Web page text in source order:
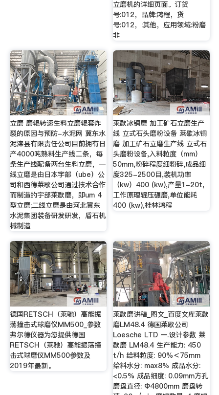
立磨机的详细页面。订货
号:012，品牌:鸿程，货
号:012，:其他，应用领域:粉磨
非
立磨 磨辊转速生料立磨辊套炸
裂的原因与预防-水泥网 冀东水
泥滦县有限责任公司目前拥有日
产4000吨熟料生产线二条，每
条生产线配备两台生料立磨，一
线立磨是由日本宇部（ube）公
司和西德莱歇公司通过技术合作
而制造的宇部莱歇磨，即um 4
型立磨;二线立磨是由河北冀东
水泥集团装备研发研发，盾石机
械制造
莱歇冰铜磨 加工矿石立磨生产
线 立式石头磨粉设备 莱歇冰铜
磨 加工矿石立磨生产线 立式石
头磨粉设备,入料粒度（mm）
50mm,粉碎程度细粉碎,成品细
度325-2500目,装机功率
（kw）400 (kw),产量1-20t,
工作原理辊压碾磨,单位能耗
400 (kw),桂林鸿程
德国RETSCH（莱驰）高能振
荡撞击式球磨仪MM500_参数
弗尔德仪器为您提供德国
RETSCH（莱驰）高能振荡撞
击式球磨仪MM500参数及
2019年最新。
莱歇磨讲稿_图文_百度文库莱歇
磨LM48.4 德国莱歇公司
Loesche LTD 一.设计参数 莱
歇磨 LM48.4 生产能力: 450
t/h 给料粒度: 90%＜75mm
给料水分: max8% 成品水分:
<0.5% 成品细度: 0.09mm方孔
磨盘直径: Φ4800mm 磨盘转